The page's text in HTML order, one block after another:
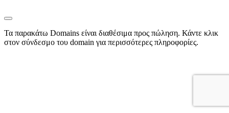
Τα παρακάτω Domains είναι διαθέσιμα προς πώληση. Κάντε κλικ
στον σύνδεσμο του domain για περισσότερες πληροφορίες.